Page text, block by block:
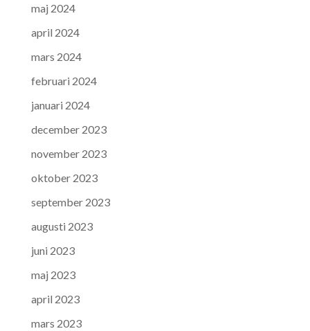
maj 2024
april 2024
mars 2024
februari 2024
januari 2024
december 2023
november 2023
oktober 2023
september 2023
augusti 2023
juni 2023
maj 2023
april 2023
mars 2023